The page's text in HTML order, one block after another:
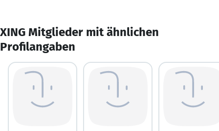
XING Mitglieder mit ähnlichen
Profilangaben